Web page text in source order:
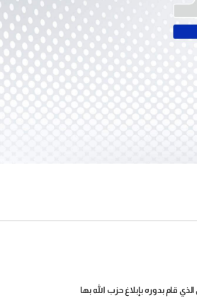
قام بدوره بإبلاغ حزب الله بها